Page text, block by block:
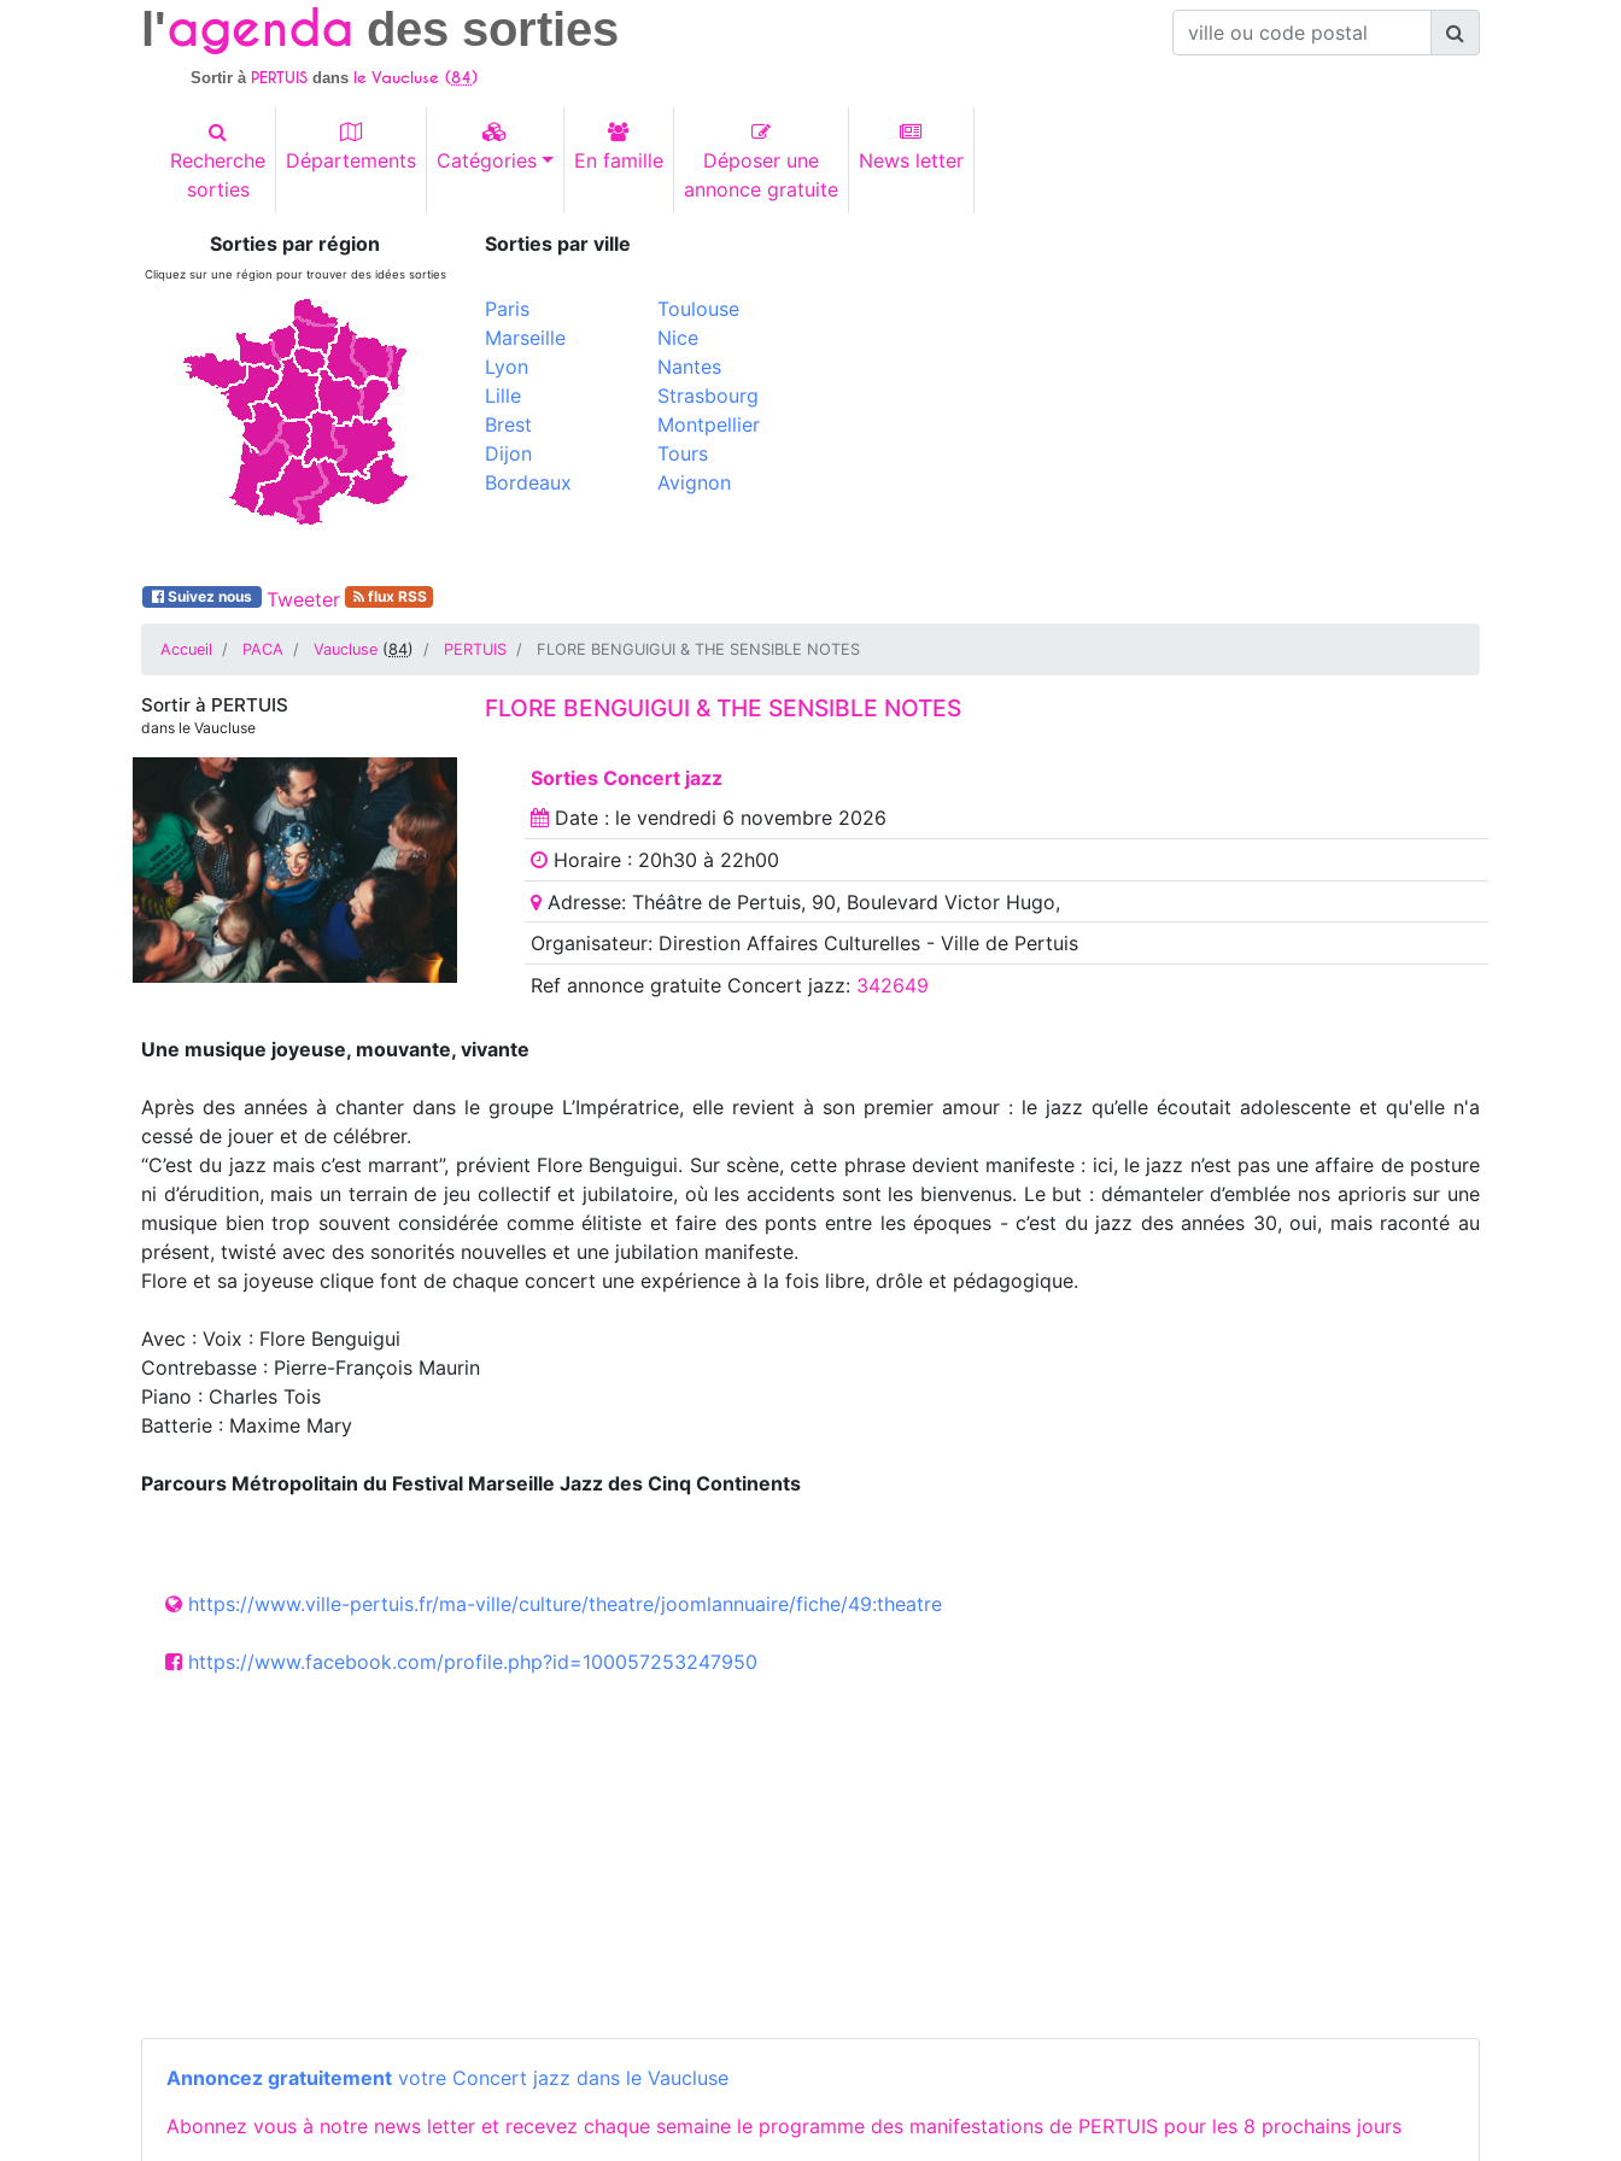
l'agenda des sorties
Sortir à PERTUIS dans le Vaucluse (84)
Recherche
sorties
Départements Catégories En famille
Déposer une
annonce gratuite
News letter
Sorties par région
Cliquez sur une région pour trouver des idées sorties
Sorties par ville
Paris
Marseille
Lyon
Lille
Brest
Dijon
Bordeaux
Toulouse
Nice
Nantes
Strasbourg
Montpellier
Tours
Avignon
Suivez nous Tweeter flux RSS
Accueil PACA Vaucluse (84) PERTUIS FLORE BENGUIGUI & THE SENSIBLE NOTES
Sortir à PERTUIS
dans le Vaucluse
FLORE BENGUIGUI & THE SENSIBLE NOTES
Sorties Concert jazz
Date : le vendredi 6 novembre 2026
Horaire : 20h30 à 22h00
Adresse: Théâtre de Pertuis, 90, Boulevard Victor Hugo,
Organisateur: Direstion Affaires Culturelles - Ville de Pertuis
Ref annoncegratuite Concert jazz: 342649
Une musique joyeuse, mouvante, vivante
Après des années à chanter dans le groupe L’Impératrice, elle revient à son premier amour : le jazz qu’elle écoutait adolescente et qu'elle n'a
cessé de jouer et de célébrer.
“C’est du jazz mais c’est marrant”, prévient Flore Benguigui. Sur scène, cette phrase devient manifeste : ici, le jazz n’est pas une affaire de posture
ni d’érudition, mais un terrain de jeu collectif et jubilatoire, où les accidents sont les bienvenus. Le but : démanteler d’emblée nos aprioris sur une
musique bien trop souvent considérée comme élitiste et faire des ponts entre les époques - c’est du jazz des années 30, oui, mais raconté au
présent, twisté avec des sonorités nouvelles et une jubilation manifeste.
Flore et sa joyeuse clique font de chaque concert une expérience à la fois libre, drôle et pédagogique.
Avec : Voix : Flore Benguigui
Contrebasse : Pierre-François Maurin
Piano : Charles Tois
Batterie : Maxime Mary
Parcours Métropolitain du Festival Marseille Jazz des Cinq Continents
https://www.ville-pertuis.fr/ma-ville/culture/theatre/joomlannuaire/fiche/49:theatre
https://www.facebook.com/profile.php?id=100057253247950
Annoncez gratuitement votre Concert jazz dans le Vaucluse
Abonnez vous à notre news letter et recevez chaque semaine le programme des manifestations de PERTUIS pour les 8 prochains jours